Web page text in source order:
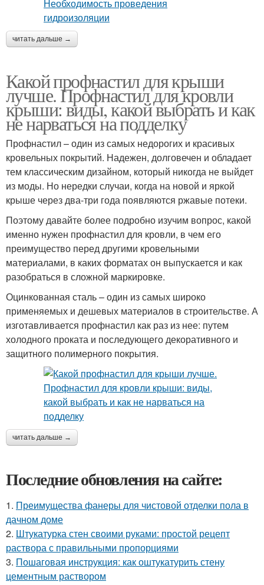
читать дальше →
Какой профнастил для крыши
лучше. Профнастил для кровли
крыши: виды, какой выбрать и как
не нарваться на подделку
Профнастил – один из самых недорогих и красивых
кровельных покрытий. Надежен, долговечен и обладает
тем классическим дизайном, который никогда не выйдет
из моды. Но нередки случаи, когда на новой и яркой
крыше через два-три года появляются ржавые потеки.
Поэтому давайте более подробно изучим вопрос, какой
именно нужен профнастил для кровли, в чем его
преимущество перед другими кровельными
материалами, в каких форматах он выпускается и как
разобраться в сложной маркировке.
Оцинкованная сталь – один из самых широко
применяемых и дешевых материалов в строительстве. А
изготавливается профнастил как раз из нее: путем
холодного проката и последующего декоративного и
защитного полимерного покрытия.
читать дальше →
Последние обновления на сайте:
1. Преимущества фанеры для чистовой отделки пола в
дачном доме
2. Штукатурка стен своими руками: простой рецепт
раствора с правильными пропорциями
3. Пошаговая инструкция: как оштукатурить стену
цементным раствором